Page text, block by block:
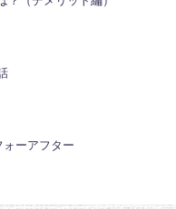
ーアフター